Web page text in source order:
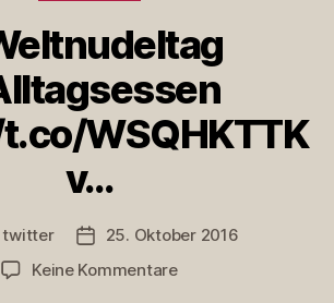
WSQHKTTK
v…
twitter Veröffentlichungsdatum
25. Oktober 2016
Keine Kommentarezu